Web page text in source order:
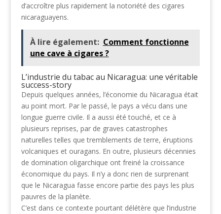
d’accroître plus rapidement la notoriété des cigares
nicaraguayens.
À lire également: Comment fonctionne
une cave à cigares ?
L’industrie du tabac au Nicaragua: une véritable
success-story
Depuis quelques années, l’économie du Nicaragua était
au point mort. Par le passé, le pays a vécu dans une
longue guerre civile. Il a aussi été touché, et ce à
plusieurs reprises, par de graves catastrophes
naturelles telles que tremblements de terre, éruptions
volcaniques et ouragans. En outre, plusieurs décennies
de domination oligarchique ont freiné la croissance
économique du pays. Il n’y a donc rien de surprenant
que le Nicaragua fasse encore partie des pays les plus
pauvres de la planète.
C’est dans ce contexte pourtant délétère que l’industrie